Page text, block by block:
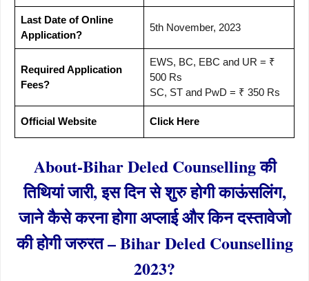
Last Date of Online
Application?
5th November, 2023
Required Application
Fees?
EWS, BC, EBC and UR = ₹
500 Rs
SC, ST and PwD = ₹ 350 Rs
Official Website Click Here
About-Bihar Deled Counselling की
तिथियां जारी, इस दिन से शुरु होगी काऊंसलिंग,
जाने कैसे करना होगा अप्लाई और किन दस्तावेजो
की होगी जरुरत – Bihar Deled Counselling
2023?